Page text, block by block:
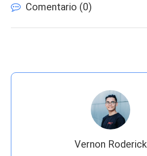
Comentario (0)
Vernon Roderick